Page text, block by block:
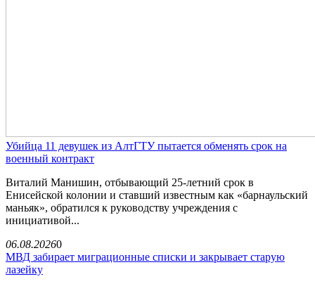
Убийца 11 девушек из АлтГТУ пытается обменять срок на
военный контракт
Виталий Манишин, отбывающий 25-летний срок в
Енисейской колонии и ставший известным как «барнаульский
маньяк», обратился к руководству учреждения с
инициативой...
06.08.20260
МВД забирает миграционные списки и закрывает старую
лазейку